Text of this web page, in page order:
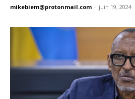
mikebiem@protonmail.com - juin 19, 2024